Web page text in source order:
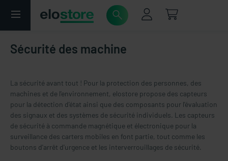
Sécurité des machine
La sécurité avant tout ! Pour la protection des personnes, des
machines et de l'environnement, elostore propose des capteurs
pour la détection d'état ainsi que des composants pour l'évaluation
des signaux et des systèmes de sécurité individuels. Les capteurs
de sécurité à commande magnétique et électronique pour la
surveillance des carters mobiles en font partie, tout comme les
boutons d'arrêt d'urgence et les interverrouillages de sécurité.